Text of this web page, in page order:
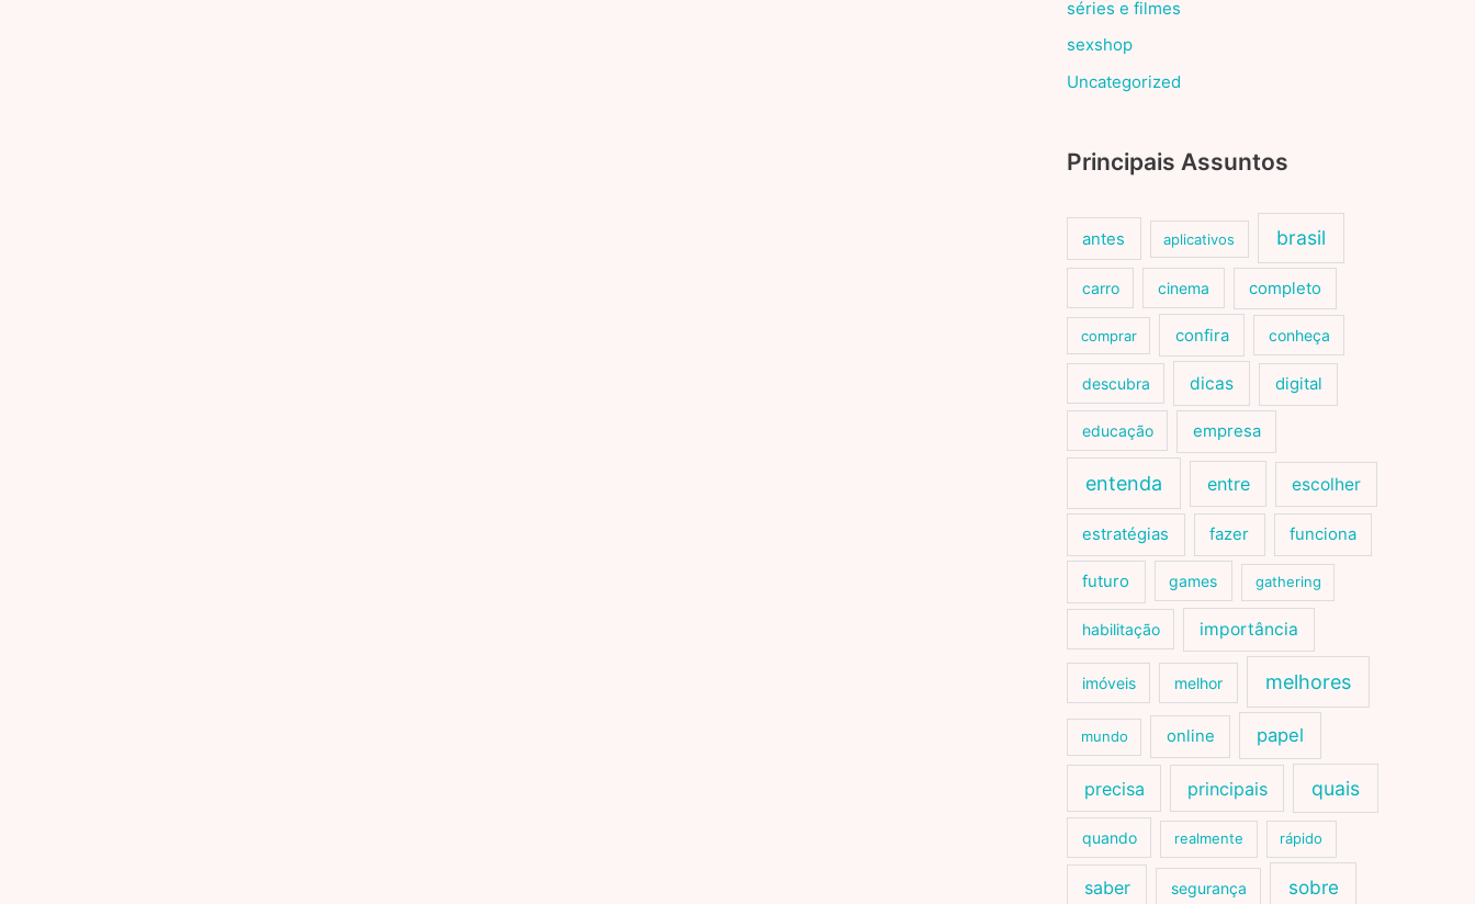
séries e filmes
sexshop
Uncategorized
Principais Assuntos
antes aplicativos brasil
carro cinema completo
comprar confira conheça
descubra dicas digital
educação empresa
entenda entre escolher
estratégias fazer funciona
futuro games gathering
habilitação importância
imóveis melhor melhores
mundo online papel
precisa principais quais
quando realmente rápido
saber segurança sobre